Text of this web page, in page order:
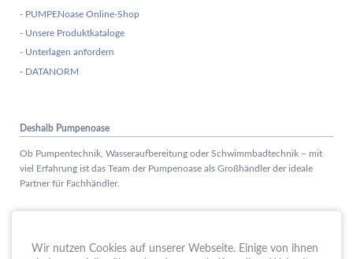
- PUMPENoase Online-Shop
- Unsere Produktkataloge
- Unterlagen anfordern
- DATANORM
Deshalb Pumpenoase
Ob Pumpentechnik, Wasseraufbereitung oder Schwimmbadtechnik – mit
viel Erfahrung ist das Team der Pumpenoase als Großhändler der ideale
Partner für Fachhändler.
Wir nutzen Cookies auf unserer Webseite. Einige von ihnen